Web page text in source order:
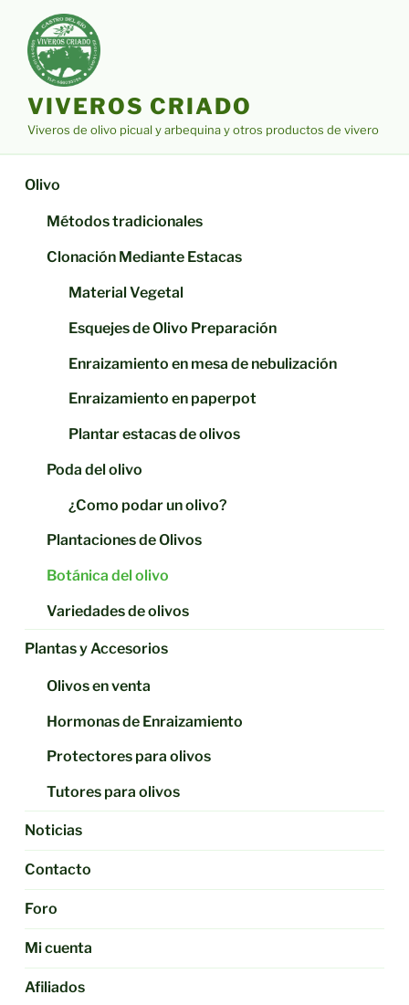
contenido
VIVEROS CRIADO
Viveros de olivo picual y arbequina y otros productos de vivero
Olivo
Métodos tradicionales
Clonación Mediante Estacas
Material Vegetal
Esquejes de Olivo Preparación
Enraizamiento en mesa de nebulización
Enraizamiento en paperpot
Plantar estacas de olivos
Poda del olivo
¿Como podar un olivo?
Plantaciones de Olivos
Botánica del olivo
Variedades de olivos
Plantas y Accesorios
Olivos en venta
Hormonas de Enraizamiento
Protectores para olivos
Tutores para olivos
Noticias
Contacto
Foro
Mi cuenta
Afiliados